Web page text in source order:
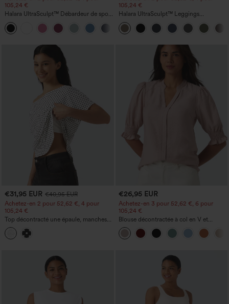
105,24 €
Halara UltraSculpt™ Débardeur de sport
à col rond et ourlet arrondi
+11
105,24 €
Halara UltraSculpt™ Leggings
d'entraînement sculptants taille haute,
effet ventre plat, avec poche
€31,95 EUR €40,95 EUR
Achetez-en 2 pour 52,62 €, 4 pour
105,24 €
Top décontracté une épaule, manches
courtes, ourlet arrondi hi-low,
soutien‑gorge intégré, motif à pois
€26,95 EUR
Achetez-en 3 pour 52,62 €, 6 pour
105,24 €
Blouse décontractée à col en V et
manches courtes bouffantes